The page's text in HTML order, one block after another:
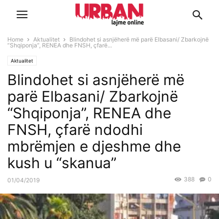
Home Aktualitet
Blindohet si asnjëherë më parë Elbasani/ Zbarkojnë
“Shqiponja”, RENEA dhe FNSH, çfarë...
Aktualitet
Blindohet si asnjëherë më
parë Elbasani/ Zbarkojnë
“Shqiponja”, RENEA dhe
FNSH, çfarë ndodhi
mbrëmjen e djeshme dhe
kush u “skanua”
01/04/2019 0
388